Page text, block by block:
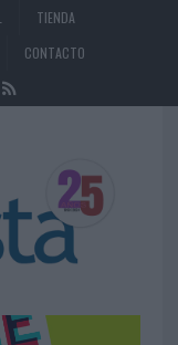
TIENDA
CONTACTO